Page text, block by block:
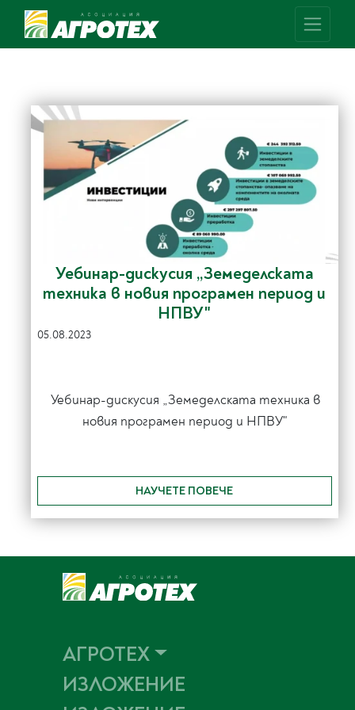
Уебинар-дискусия „Земеделската
техника в новия програмен период и
НПВУ"
05.08.2023
Уебинар-дискусия „Земеделската техника в
новия програмен период и НПВУ"
НАУЧЕТЕ ПОВЕЧЕ
АГРОТЕХ
ИЗЛОЖЕНИЕ